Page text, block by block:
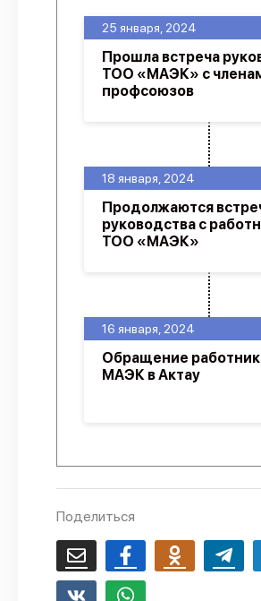
16 января, 2024
Обращение
МАЭК в Актау
18 января, 2024
Продолжаются
руководства с
ТОО «МАЭК»
25 января, 2024
Прошла встреча
ТОО «МАЭК» с
профсоюзов
Поделиться